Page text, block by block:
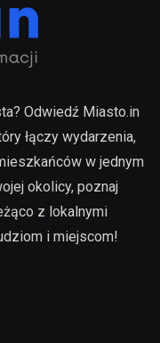
Odwiedź Miasto.in
łączy wydarzenia,
w jednym
okolicy, poznaj
z lokalnymi
i miejscom!